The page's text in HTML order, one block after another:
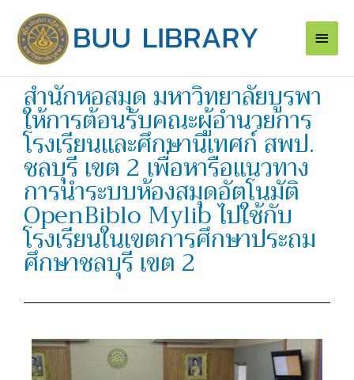
content
Main
สำนักหอสมุด มหาวิทยาลัยบูรพา
ให้การต้อนรับคณะผู้อำนวยการ
โรงเรียนและศึกษานิเทศก์ สพป.
ชลบุรี เขต 2 เพื่อหารือแนวทาง
การนำระบบห้องสมุดอัตโนมัติ
OpenBiblo Mylib ไปใช้กับ
โรงเรียนในเขตการศึกษาประถม
ศึกษาชลบุรี เขต 2